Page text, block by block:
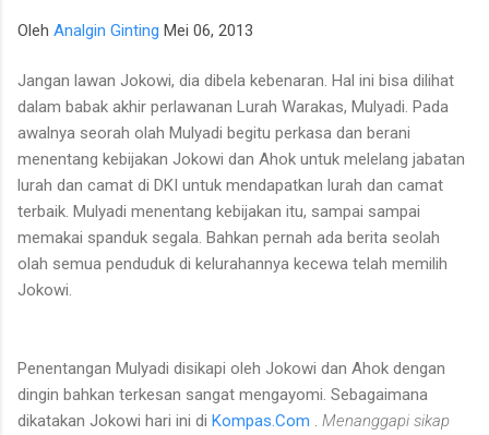
para talenta muda berpotensi tinggi seperti IM Satria Duta
yang diperkuat jajaran Master Internasional Wanita (WIM)
seperti Shafira Devi Herfesa, Laysa Latifah, Ummi Fisabilillah,
dan Chelsea Monica Ignesias Sihite memiliki kedalaman sku...
Oleh Analgin Ginting Mei 06, 2013
Jangan lawan Jokowi, dia dibela kebenaran. Hal ini bisa dilihat
dalam babak akhir perlawanan Lurah Warakas, Mulyadi. Pada
awalnya seorah olah Mulyadi begitu perkasa dan berani
menentang kebijakan Jokowi dan Ahok untuk melelang jabatan
lurah dan camat di DKI untuk mendapatkan lurah dan camat
terbaik. Mulyadi menentang kebijakan itu, sampai sampai
memakai spanduk segala. Bahkan pernah ada berita seolah
olah semua penduduk di kelurahannya kecewa telah memilih
Jokowi.
Penentangan Mulyadi disikapi oleh Jokowi dan Ahok dengan
dingin bahkan terkesan sangat mengayomi. Sebagaimana
dikatakan Jokowi hari ini di Kompas.Com . Menanggapi sikap